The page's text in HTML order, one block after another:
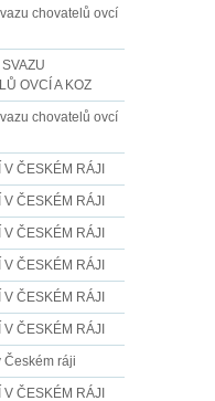
chovatelů ovcí
OVCÍ A KOZ
chovatelů ovcí
V ČESKÉM RÁJI
V ČESKÉM RÁJI
V ČESKÉM RÁJI
V ČESKÉM RÁJI
V ČESKÉM RÁJI
V ČESKÉM RÁJI
Českém ráji
V ČESKÉM RÁJI